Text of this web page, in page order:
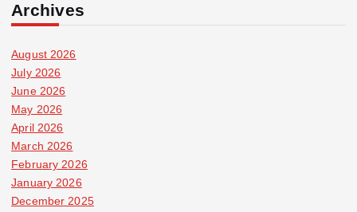
Archives
August 2026
July 2026
June 2026
May 2026
April 2026
March 2026
February 2026
January 2026
December 2025